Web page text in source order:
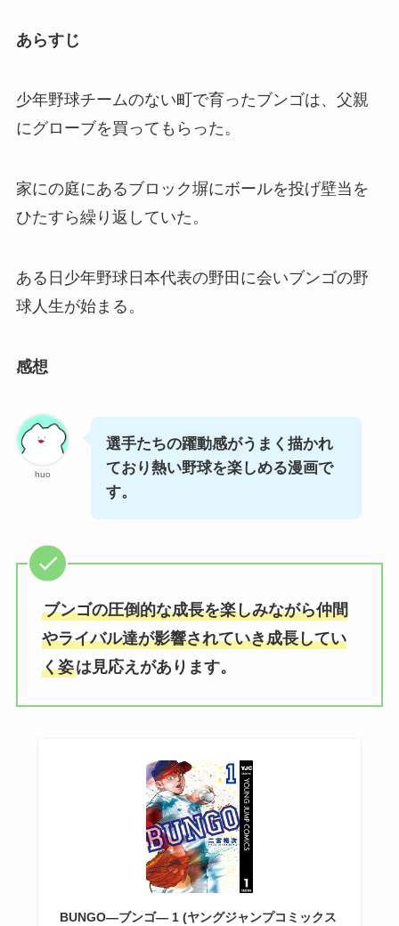
あらすじ
少年野球チームのない町で育ったブンゴは、父親
にグローブを買ってもらった。
家にの庭にあるブロック塀にボールを投げ壁当を
ひたすら繰り返していた。
ある日少年野球日本代表の野田に会いブンゴの野
球人生が始まる。
感想
huo
選手たちの躍動感がうまく描かれ
ており熱い野球を楽しめる漫画で
す。
ブンゴの圧倒的な成長を楽しみながら仲間
やライバル達が影響されていき成長してい
く姿は見応えがあります。
BUNGO―ブンゴ― 1 (ヤングジャンプコミックス